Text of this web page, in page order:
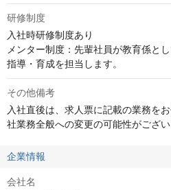
研修制度
入社時研修制度あり
メンター制度：先輩社員が教育係と
指導・育成を担当します。
その他備考
入社直後は、求人票に記載の業務を
社業務全般への変更の可能性がござい
企業情報
会社名